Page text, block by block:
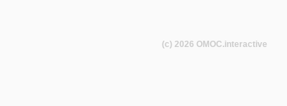
(c) 2026 OMOC.interactive